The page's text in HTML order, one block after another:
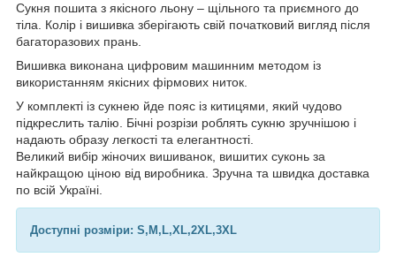
Сукня пошита з якісного льону – щільного та приємного до
тіла. Колір і вишивка зберігають свій початковий вигляд після
багаторазових прань.
Вишивка виконана цифровим машинним методом із
використанням якісних фірмових ниток.
У комплекті із сукнею йде пояс із китицями, який чудово
підкреслить талію. Бічні розрізи роблять сукню зручнішою і
надають образу легкості та елегантності.
Великий вибір жіночих вишиванок, вишитих суконь за
найкращою ціною від виробника. Зручна та швидка доставка
по всій Україні.
Доступні розміри: S,M,L,XL,2XL,3XL